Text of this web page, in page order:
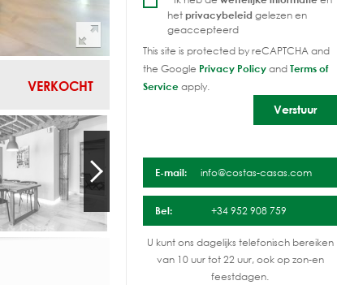
VERKOCHT
hetprivacybeleid gelezen en
geaccepteerd
This site is protected by reCAPTCHA and
the Google Privacy PolicyandTerms of
Serviceapply.
E-mail: info@costas-casas.com
Bel: +34 952 908 759
U kunt ons dagelijks telefonisch bereiken
van 10 uur tot 22 uur, ook op zon-en
feestdagen.